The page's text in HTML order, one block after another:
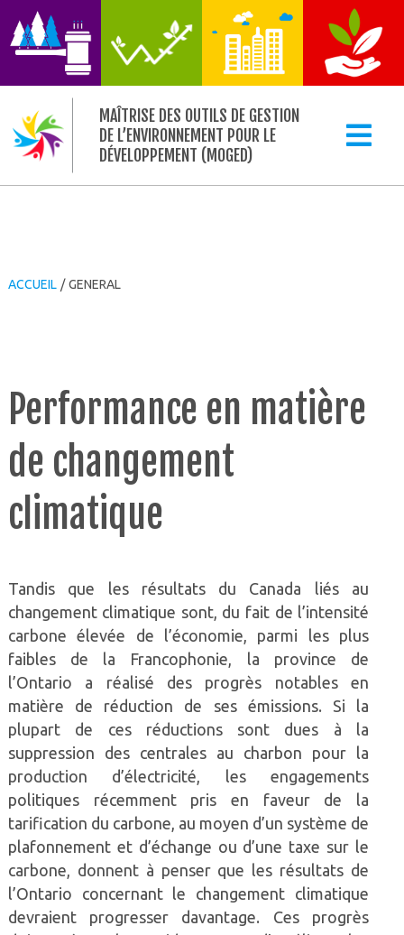
MAÎTRISE DES OUTILS DE GESTION
DE L’ENVIRONNEMENT POUR LE
DÉVELOPPEMENT (MOGED)
ACCUEIL / GENERAL
Performance en matière
de changement
climatique
Tandis que les résultats du Canada liés au
changement climatique sont, du fait de l’intensité
carbone élevée de l’économie, parmi les plus
faibles de la Francophonie, la province de
l’Ontario a réalisé des progrès notables en
matière de réduction de ses émissions. Si la
plupart de ces réductions sont dues à la
suppression des centrales au charbon pour la
production d’électricité, les engagements
politiques récemment pris en faveur de la
tarification du carbone, au moyen d’un système de
plafonnement et d’échange ou d’une taxe sur le
carbone, donnent à penser que les résultats de
l’Ontario concernant le changement climatique
devraient progresser davantage. Ces progrès